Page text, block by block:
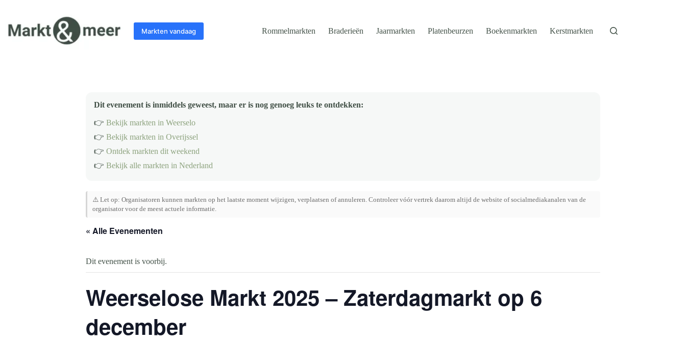
inhoud
Markten vandaag Rommelmarkten Braderieën Jaarmarkten Platenbeurzen Boekenmarkten Kerstmarkten
Dit evenement is inmiddels geweest, maar er is nog genoeg leuks te ontdekken:
👉 Bekijk markten in Weerselo
👉 Bekijk markten in Overijssel
👉 Ontdek markten dit weekend
👉 Bekijk alle markten in Nederland
⚠️ Let op: Organisatoren kunnen markten op het laatste moment wijzigen, verplaatsen of annuleren. Controleer vóór vertrek daarom altijd de website of socialmediakanalen van de
organisator voor de meest actuele informatie.
« Alle Evenementen
Dit evenement is voorbij.
Weerselose Markt 2025 – Zaterdagmarkt op 6
december